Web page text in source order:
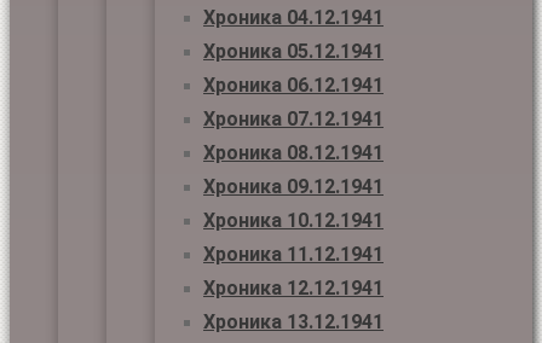
Хроника 04.12.1941
Хроника 05.12.1941
Хроника 06.12.1941
Хроника 07.12.1941
Хроника 08.12.1941
Хроника 09.12.1941
Хроника 10.12.1941
Хроника 11.12.1941
Хроника 12.12.1941
Хроника 13.12.1941